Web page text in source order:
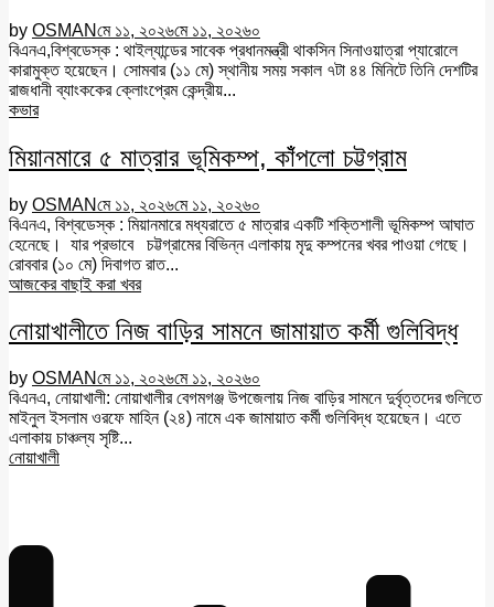
by OSMANমে ১১, ২০২৬মে ১১, ২০২৬০
বিএনএ,বিশ্বডেস্ক : থাইল্যান্ডের সাবেক প্রধানমন্ত্রী থাকসিন সিনাওয়াত্রা প্যারোলে
কারামুক্ত হয়েছেন। সোমবার (১১ মে) স্থানীয় সময় সকাল ৭টা ৪৪ মিনিটে তিনি দেশটির
রাজধানী ব্যাংককের ক্লোংপ্রেম কেন্দ্রীয়...
কভার
মিয়ানমারে ৫ মাত্রার ভূমিকম্প, কাঁঁপলো চট্টগ্রাম
by OSMANমে ১১, ২০২৬মে ১১, ২০২৬০
বিএনএ, বিশ্বডেস্ক : মিয়ানমারে মধ্যরাতে ৫ মাত্রার একটি শক্তিশালী ভূমিকম্প আঘাত
হেনেছে। যার প্রভাবে চট্টগ্রামের বিভিন্ন এলাকায় মৃদু কম্পনের খবর পাওয়া গেছে।
রোববার (১০ মে) দিবাগত রাত...
আজকের বাছাই করা খবর
নোয়াখালীতে নিজ বাড়ির সামনে জামায়াত কর্মী গুলিবিদ্ধ
by OSMANমে ১১, ২০২৬মে ১১, ২০২৬০
বিএনএ, নোয়াখালী: নোয়াখালীর বেগমগঞ্জ উপজেলায় নিজ বাড়ির সামনে দুর্বৃত্তদের গুলিতে
মাইনুল ইসলাম ওরফে মাহিন (২৪) নামে এক জামায়াত কর্মী গুলিবিদ্ধ হয়েছেন। এতে
এলাকায় চাঞ্চল্য সৃষ্টি...
নোয়াখালী